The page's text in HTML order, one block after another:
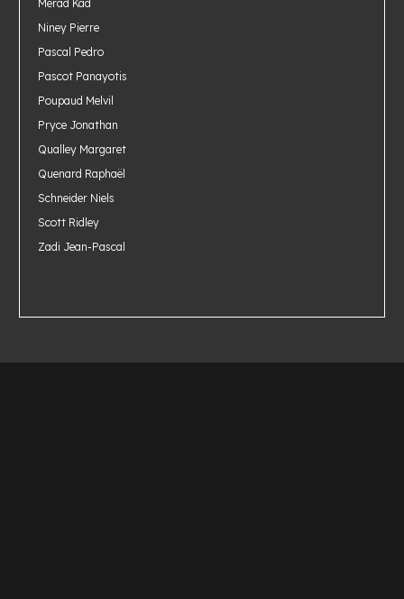
Merad Kad
Niney Pierre
Pascal Pedro
Pascot Panayotis
Poupaud Melvil
Pryce Jonathan
Qualley Margaret
Quenard Raphaël
Schneider Niels
Scott Ridley
Zadi Jean-Pascal